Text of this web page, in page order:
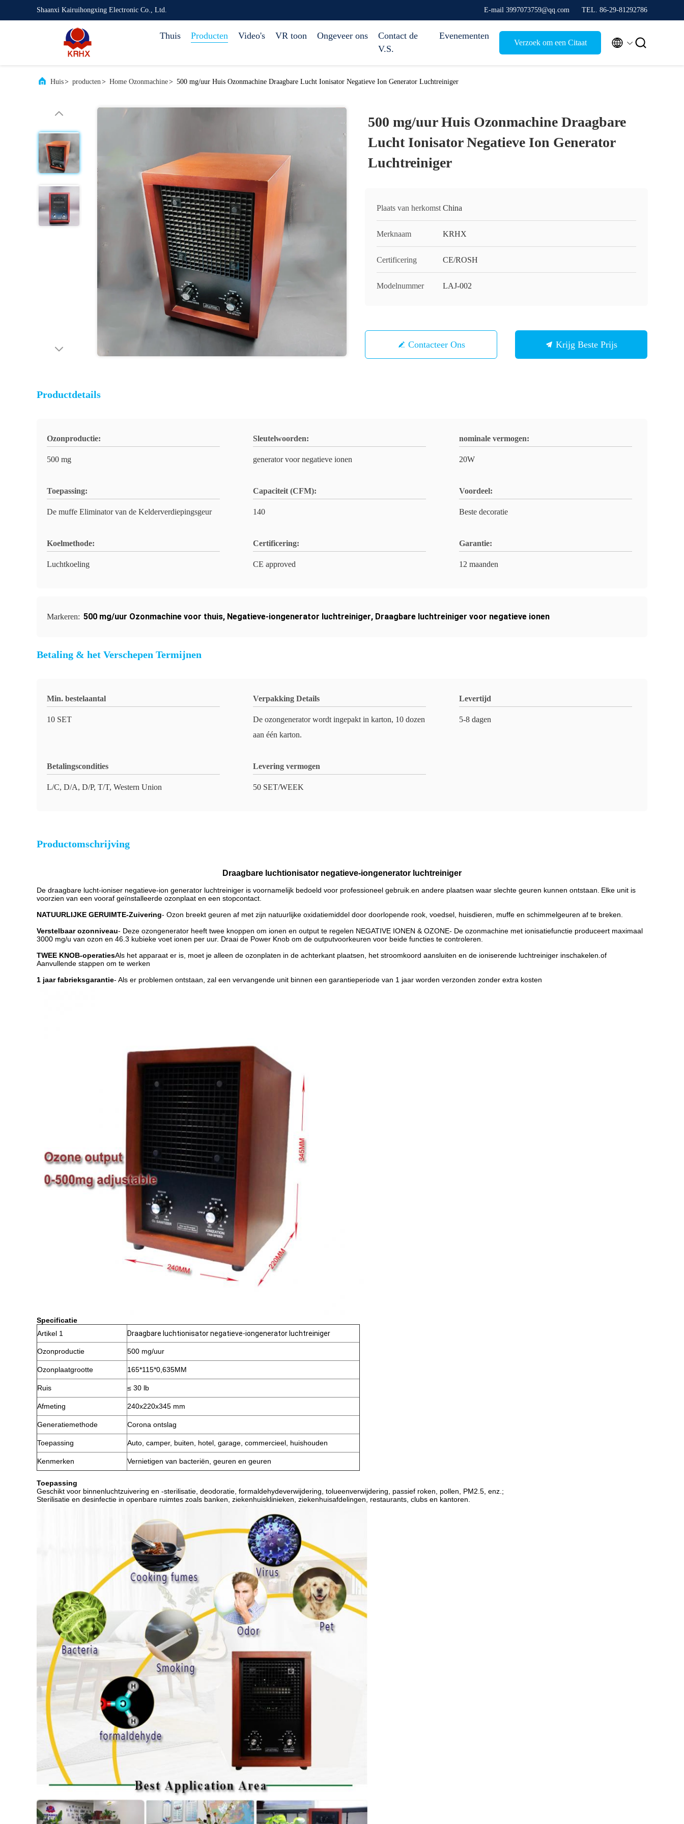
Shaanxi Kairuihongxing Electronic Co., Ltd. E-mail 3997073759@qq.com TEL. 86-29-81292786
Thuis Producten Video's VR toon Ongeveer ons
Contact de
V.S.
Evenementen
Verzoek om een Citaat  
Huis> producten> Home Ozonmachine> 500 mg/uur Huis Ozonmachine Draagbare Lucht Ionisator Negatieve Ion Generator Luchtreiniger
500 mg/uur Huis Ozonmachine Draagbare
Lucht Ionisator Negatieve Ion Generator
Luchtreiniger
Plaats van herkomst China
Merknaam KRHX
Certificering CE/ROSH
Modelnummer LAJ-002
Contacteer Ons Krijg Beste Prijs
Productdetails
Ozonproductie:
500 mg
Sleutelwoorden:
generator voor negatieve ionen
nominale vermogen:
20W
Toepassing:
De muffe Eliminator van de Kelderverdiepingsgeur
Capaciteit (CFM):
140
Voordeel:
Beste decoratie
Koelmethode:
Luchtkoeling
Certificering:
CE approved
Garantie:
12 maanden
Markeren: 500 mg/uur Ozonmachine voor thuis, Negatieve-iongenerator luchtreiniger, Draagbare luchtreiniger voor negatieve ionen
Betaling & het Verschepen Termijnen
Min. bestelaantal
10 SET
Verpakking Details
De ozongenerator wordt ingepakt in karton, 10 dozen
aan één karton.
Levertijd
5-8 dagen
Betalingscondities
L/C, D/A, D/P, T/T, Western Union
Levering vermogen
50 SET/WEEK
Productomschrijving
Draagbare luchtionisator negatieve-iongenerator luchtreiniger
De draagbare lucht-ioniser negatieve-ion generator luchtreiniger is voornamelijk bedoeld voor professioneel gebruik.en andere plaatsen waar slechte geuren kunnen ontstaan. Elke unit is
voorzien van een vooraf geïnstalleerde ozonplaat en een stopcontact.
NATUURLIJKE GERUIMTE-Zuivering- Ozon breekt geuren af met zijn natuurlijke oxidatiemiddel door doorlopende rook, voedsel, huisdieren, muffe en schimmelgeuren af te breken.
Verstelbaar ozonniveau- Deze ozongenerator heeft twee knoppen om ionen en output te regelen NEGATIVE IONEN & OZONE- De ozonmachine met ionisatiefunctie produceert maximaal
3000 mg/u van ozon en 46.3 kubieke voet ionen per uur. Draai de Power Knob om de outputvoorkeuren voor beide functies te controleren.
TWEE KNOB-operatiesAls het apparaat er is, moet je alleen de ozonplaten in de achterkant plaatsen, het stroomkoord aansluiten en de ioniserende luchtreiniger inschakelen.of
Aanvullende stappen om te werken
1 jaar fabrieksgarantie- Als er problemen ontstaan, zal een vervangende unit binnen een garantieperiode van 1 jaar worden verzonden zonder extra kosten
Specificatie
Artikel 1
Draagbare luchtionisator negatieve-iongenerator luchtreiniger
Ozonproductie 500 mg/uur
Ozonplaatgrootte 165*115*0,635MM
Ruis ≤ 30 lb
Afmeting 240x220x345 mm
Generatiemethode Corona ontslag
Toepassing Auto, camper, buiten, hotel, garage, commercieel, huishouden
Kenmerken Vernietigen van bacteriën, geuren en geuren
Toepassing
Geschikt voor binnenluchtzuivering en -sterilisatie, deodoratie, formaldehydeverwijdering, tolueenverwijdering, passief roken, pollen, PM2.5, enz.;
Sterilisatie en desinfectie in openbare ruimtes zoals banken, ziekenhuisklinieken, ziekenhuisafdelingen, restaurants, clubs en kantoren.